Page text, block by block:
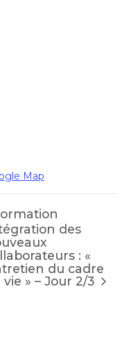
Map
des
: «
du cadre
vie » – Jour 2/3